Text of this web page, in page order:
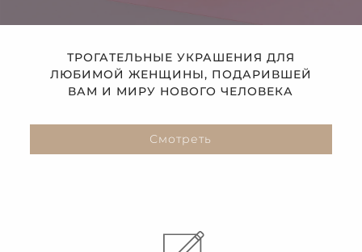
ТРОГАТЕЛЬНЫЕ УКРАШЕНИЯ ДЛЯ
ЛЮБИМОЙ ЖЕНЩИНЫ, ПОДАРИВШЕЙ
ВАМ И МИРУ НОВОГО ЧЕЛОВЕКА
Смотреть